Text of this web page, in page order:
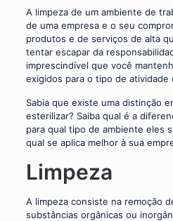
A limpeza de um ambiente de
de uma empresa e o seu
produtos e de serviços de alta
tentar escapar da
imprescindível que você
exigidos para o tipo de atividade
Sabia que existe uma distinção
esterilizar? Saiba qual é a
para qual tipo de ambiente eles
qual se aplica melhor à sua
Limpeza
A limpeza consiste na remoção
substâncias orgânicas ou